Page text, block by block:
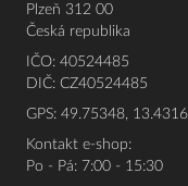
Plzeň 312 00
Česká republika
IČO: 40524485
DIČ: CZ40524485
GPS: 49.75348,
Kontakt e-shop:
Po - Pá: 7:00 - 15:30